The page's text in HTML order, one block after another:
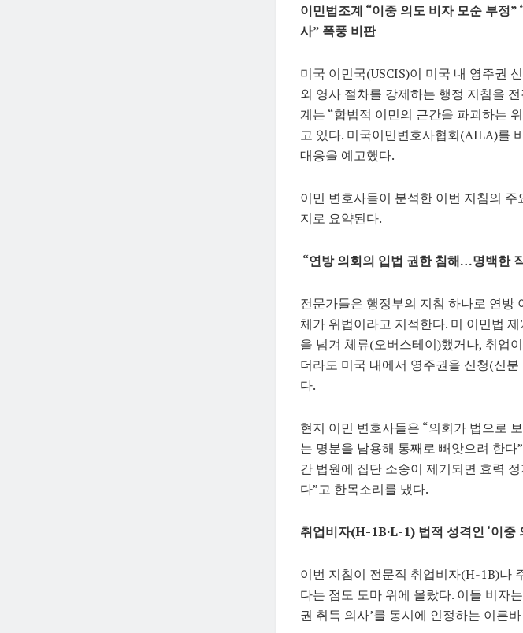
이민법조계 “이중 의도 비자 모순 부정
사” 폭풍 비판
미국 이민국(USCIS)이 미국 내 영주권
외 영사 절차를 강제하는 행정 지침을
계는 “합법적 이민의 근간을 파괴하는
고 있다. 미국이민변호사협회(AILA)를
대응을 예고했다.
이민 변호사들이 분석한 이번 지침의
지로 요약된다.
“연방 의회의 입법 권한 침해…명백한
전문가들은 행정부의 지침 하나로 연
체가 위법이라고 지적한다. 미 이민법
을 넘겨 체류(오버스테이)했거나, 취업
더라도 미국 내에서 영주권을 신청(신
다.
현지 이민 변호사들은 “의회가 법으로
는 명분을 남용해 통째로 빼앗으려 한
간 법원에 집단 소송이 제기되면 효력
다”고 한목소리를 냈다.
취업비자(H-1B·L-1) 법적 성격인 ‘이중
이번 지침이 전문직 취업비자(H-1B)나
다는 점도 도마 위에 올랐다. 이들 비자
권 취득 의사’를 동시에 인정하는 이른